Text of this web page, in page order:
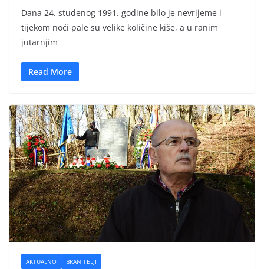
Dana 24. studenog 1991. godine bilo je nevrijeme i
tijekom noći pale su velike količine kiše, a u ranim
jutarnjim
Read More
AKTUALNO BRANITELJI